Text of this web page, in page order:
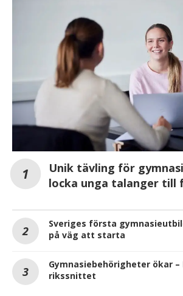
Unik tävling för
locka unga talanger till
Sveriges första
på väg att starta
Gymnasiebehörigheter ökar –
rikssnittet